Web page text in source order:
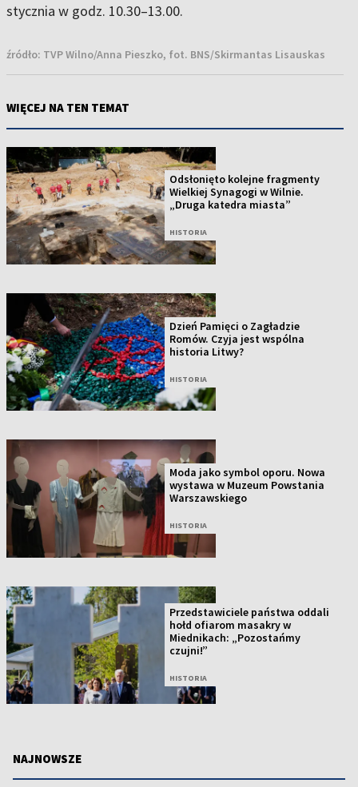
stycznia w godz. 10.30–13.00.
źródło: TVP Wilno/Anna Pieszko, fot. BNS/Skirmantas Lisauskas
WIĘCEJ NA TEN TEMAT
Odsłonięto kolejne fragmenty
Wielkiej Synagogi w Wilnie.
„Druga katedra miasta”
HISTORIA
Dzień Pamięci o Zagładzie
Romów. Czyja jest wspólna
historia Litwy?
HISTORIA
Moda jako symbol oporu. Nowa
wystawa w Muzeum Powstania
Warszawskiego
HISTORIA
Przedstawiciele państwa oddali
hołd ofiarom masakry w
Miednikach: „Pozostańmy
czujni!”
HISTORIA
NAJNOWSZE